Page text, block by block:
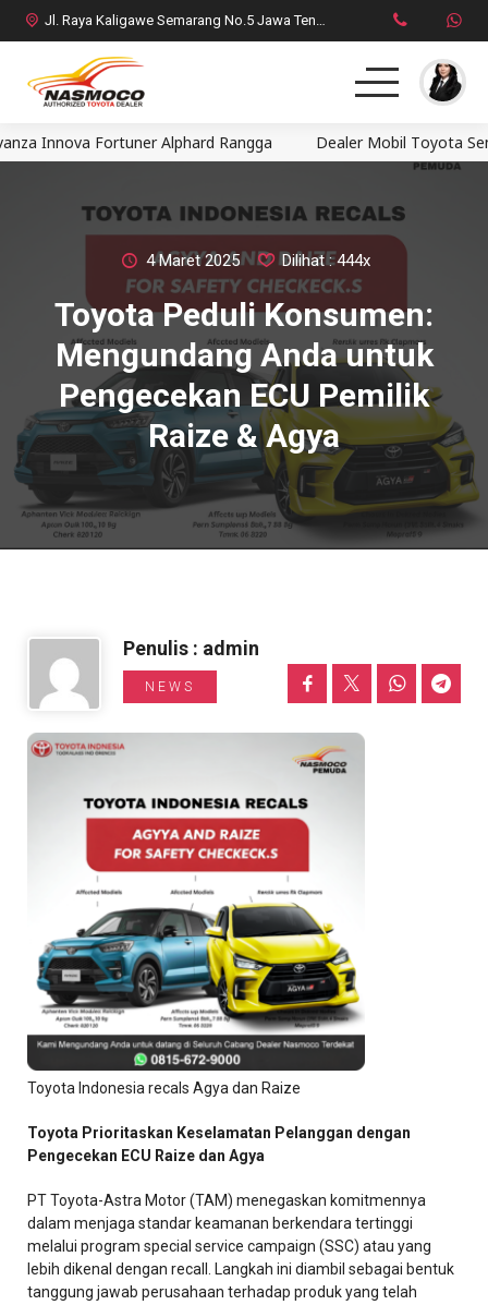
Jl. Raya Kaligawe Semarang No.5 Jawa Tengah
Home
HatchBack
Comercial
Brosur Toyota
Informasi Toyota
Fortuner Alphard Rangga Dealer Mobil Toyota
4 Maret 2025 Dilihat : 444x
Toyota Peduli Konsumen:
Mengundang Anda untuk
Pengecekan ECU Pemilik
Raize & Agya
Penulis : admin
NEWS
Toyota Indonesia recals Agya dan Raize
Toyota Prioritaskan Keselamatan Pelanggan dengan
Pengecekan ECU Raize dan Agya
PT Toyota-Astra Motor (TAM) menegaskan komitmennya
dalam menjaga standar keamanan berkendara tertinggi
melalui program special service campaign (SSC) atau yang
lebih dikenal dengan recall. Langkah ini diambil sebagai bentuk
tanggung jawab perusahaan terhadap produk yang telah